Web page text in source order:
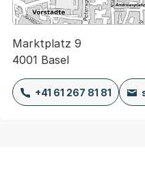
Marktplatz 9
4001 Basel
+41 61 267 81 81